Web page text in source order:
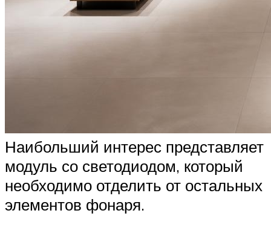
Наибольший интерес представляет
модуль со светодиодом, который
необходимо отделить от остальных
элементов фонаря.